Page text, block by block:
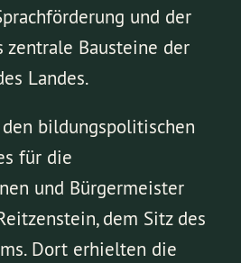
und der
zentrale Bausteine der
Landes.
den bildungspolitischen
für die
und Bürgermeister
dem Sitz des
Dort erhielten die